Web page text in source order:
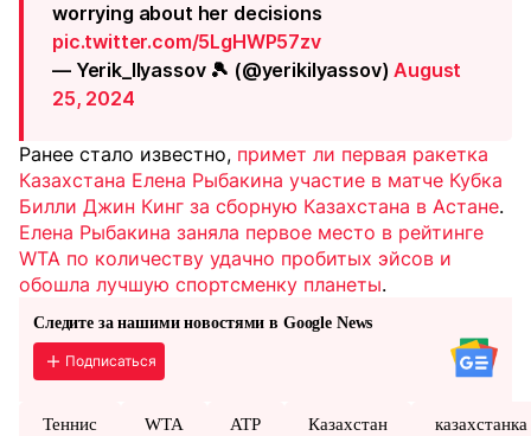
worrying about her decisions
pic.twitter.com/5LgHWP57zv
— Yerik_Ilyassov 🎾 (@yerikilyassov)August
25, 2024
Ранее стало известно, примет ли первая ракетка
Казахстана Елена Рыбакина участие в матче Кубка
Билли Джин Кинг за сборную Казахстана в Астане.
Елена Рыбакина заняла первое место в рейтинге
WTA по количеству удачно пробитых эйсов и
обошла лучшую спортсменку планеты.
Следите за нашими новостями в Google News
Подписаться
Теннис WTA ATP Казахстан казахстанка